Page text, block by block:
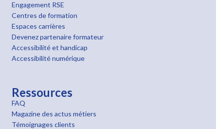
Engagement RSE
Centres de formation
Espaces carrières
Devenez partenaire formateur
Accessibilité et handicap
Accessibilité numérique
Ressources
FAQ
Magazine des actus métiers
Témoignages clients